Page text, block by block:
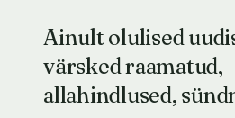
Ainult olulised
värsked raamatud,
allahindlused,